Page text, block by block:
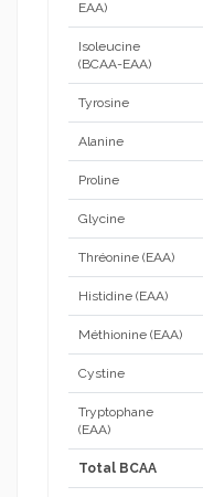
EAA)
Isoleucine
(BCAA-EAA)
Tyrosine
Alanine
Proline
Glycine
Thréonine (EAA)
Histidine (EAA)
Méthionine (EAA)
Cystine
Tryptophane
(EAA)
Total BCAA